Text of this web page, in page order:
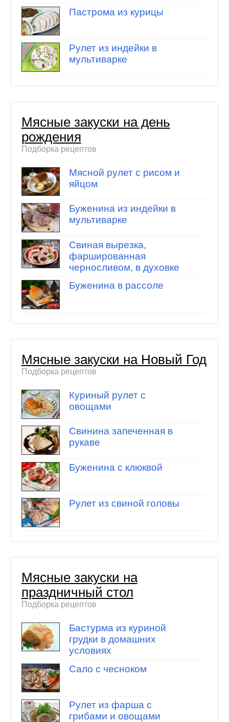
Пастрома из курицы
Рулет из индейки в
мультиварке
Мясные закуски на день
рождения
Подборка рецептов
Мясной рулет с рисом и
яйцом
Буженина из индейки в
мультиварке
Свиная вырезка,
фаршированная
черносливом, в духовке
Буженина в рассоле
Мясные закуски на Новый Год
Подборка рецептов
Куриный рулет с
овощами
Свинина запеченная в
рукаве
Буженина с клюквой
Рулет из свиной головы
Мясные закуски на
праздничный стол
Подборка рецептов
Бастурма из куриной
грудки в домашних
условиях
Сало с чесноком
Рулет из фарша с
грибами и овощами